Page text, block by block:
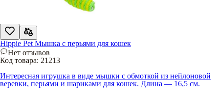
Hippie Pet Мышка с перьями для кошек
Нет отзывов
Код товара: 21213
Интересная игрушка в виде мышки с обмоткой из нейлоновой
веревки, перьями и шариками для кошек. Длина — 16,5 см.